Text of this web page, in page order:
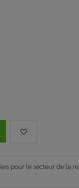
pour le secteur de la re